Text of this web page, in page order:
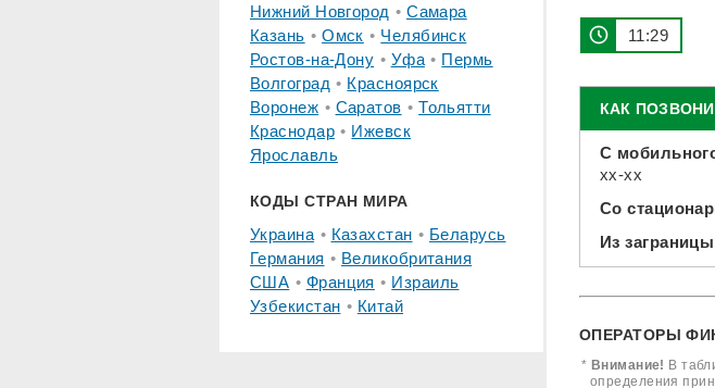
11:29
КАК
С
xx-xx
Со
Из
ОПЕРАТОРЫ
* Внимание! В
определения
Нижний Новгород
Самара
Казань
Омск
Челябинск
Ростов-на-Дону
Уфа
Пермь
Волгоград
Красноярск
Воронеж
Саратов
Тольятти
Краснодар
Ижевск
Ярославль
КОДЫ СТРАН МИРА
Украина Казахстан
Беларусь
Германия
Великобритания
США
Франция
Израиль
Узбекистан
Китай